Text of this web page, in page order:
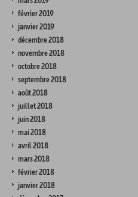
février 2019
janvier 2019
décembre 2018
novembre 2018
octobre 2018
septembre 2018
août 2018
juillet 2018
juin 2018
mai 2018
avril 2018
mars 2018
février 2018
janvier 2018